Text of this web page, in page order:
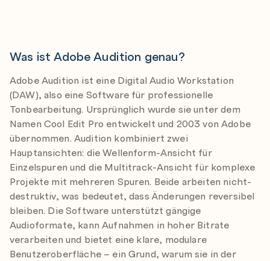
Was ist Adobe Audition genau?
Adobe Audition ist eine Digital Audio Workstation
(DAW), also eine Software für professionelle
Tonbearbeitung. Ursprünglich wurde sie unter dem
Namen Cool Edit Pro entwickelt und 2003 von Adobe
übernommen. Audition kombiniert zwei
Hauptansichten: die Wellenform-Ansicht für
Einzelspuren und die Multitrack-Ansicht für komplexe
Projekte mit mehreren Spuren. Beide arbeiten nicht-
destruktiv, was bedeutet, dass Änderungen reversibel
bleiben. Die Software unterstützt gängige
Audioformate, kann Aufnahmen in hoher Bitrate
verarbeiten und bietet eine klare, modulare
Benutzeroberfläche – ein Grund, warum sie in der